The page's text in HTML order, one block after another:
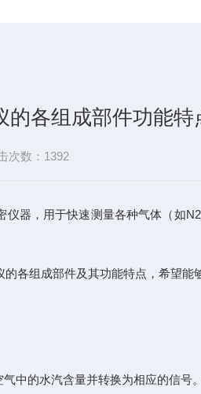
的各组成部件功能特
次数：1392
，用于快速测量各种气体（如
的各组成部件及其功能特点，希望能
的水汽含量并转换为相应的信号